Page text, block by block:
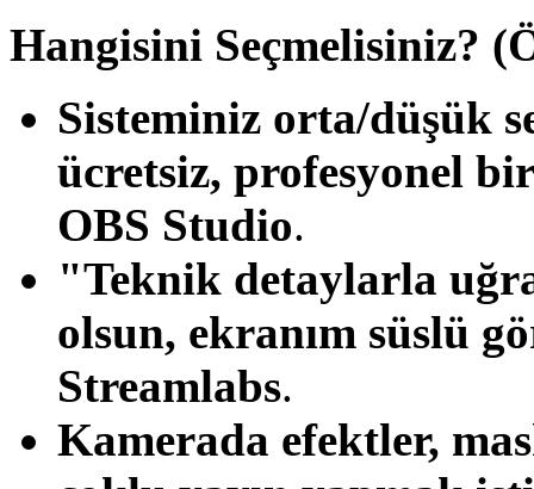
Hangisini Seçmelisiniz?
Sisteminiz orta/düşük
ücretsiz, profesyonel
OBS Studio.
"Teknik detaylarla
olsun, ekranım süslü
Streamlabs.
Kamerada efektler,